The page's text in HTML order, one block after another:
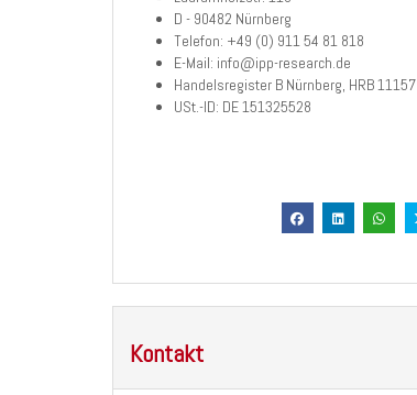
D - 90482 Nürnberg
Telefon: +49 (0) 911 54 81 818
E-Mail: info@ipp-research.de
Handelsregister B Nürnberg, HRB 11157
USt.-ID: DE 151325528
Kontakt